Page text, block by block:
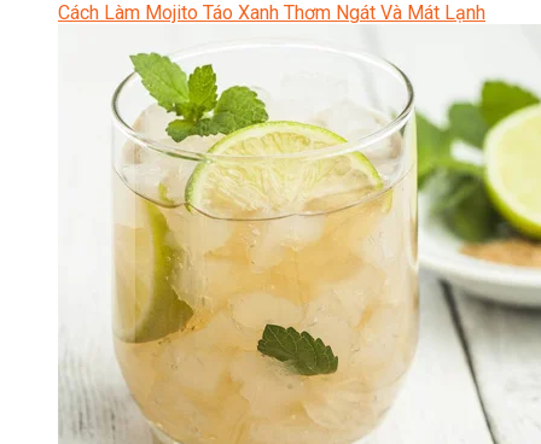
Cách Làm Mojito Táo Xanh Thơm Ngát Và Mát Lạnh